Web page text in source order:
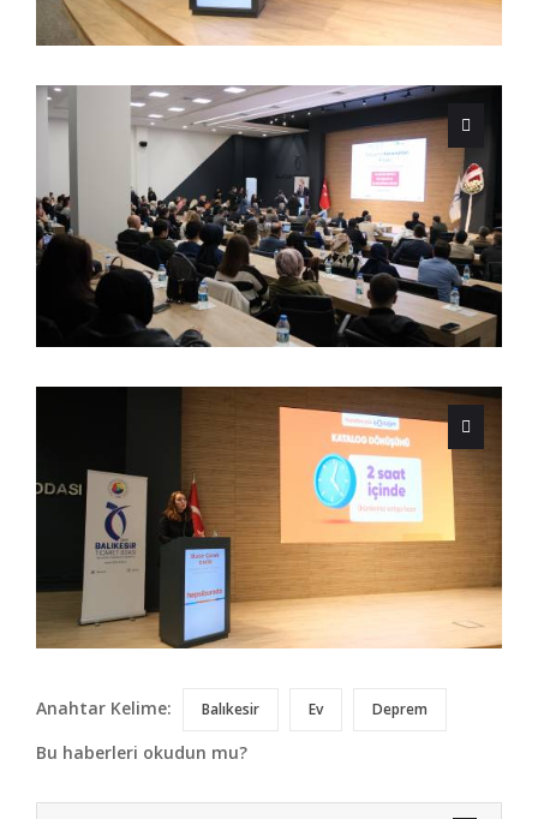
Anahtar Kelime: Balıkesir Ev Deprem
Bu haberleri okudun mu?